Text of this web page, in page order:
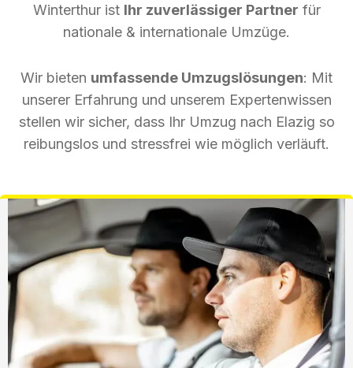
Winterthur ist Ihr zuverlässiger Partner für
nationale & internationale Umzüge.
Wir bieten umfassende Umzugslösungen: Mit
unserer Erfahrung und unserem Expertenwissen
stellen wir sicher, dass Ihr Umzug nach Elazig so
reibungslos und stressfrei wie möglich verläuft.